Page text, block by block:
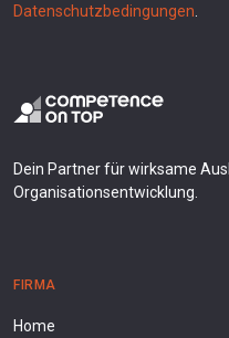
Datenschutzbedingungen
Dein Partner für wirksame
Organisationsentwicklung.
FIRMA
Home